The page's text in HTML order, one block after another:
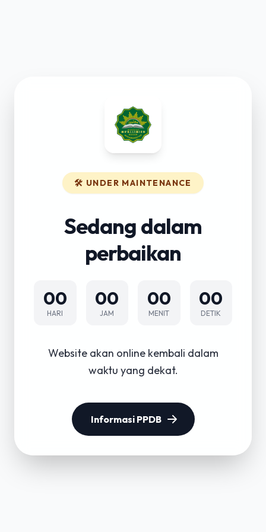
🛠️ UNDER MAINTENANCE
Sedang dalam
perbaikan
00
HARI
00
JAM
00
MENIT
00
DETIK
Website akan online kembali dalam
waktu yang dekat.
Informasi PPDB